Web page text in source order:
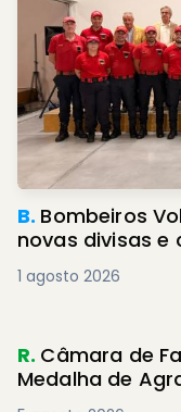
B. Bombeiros
novas divisas e
1 agosto 2026
R. Câmara de
Medalha de